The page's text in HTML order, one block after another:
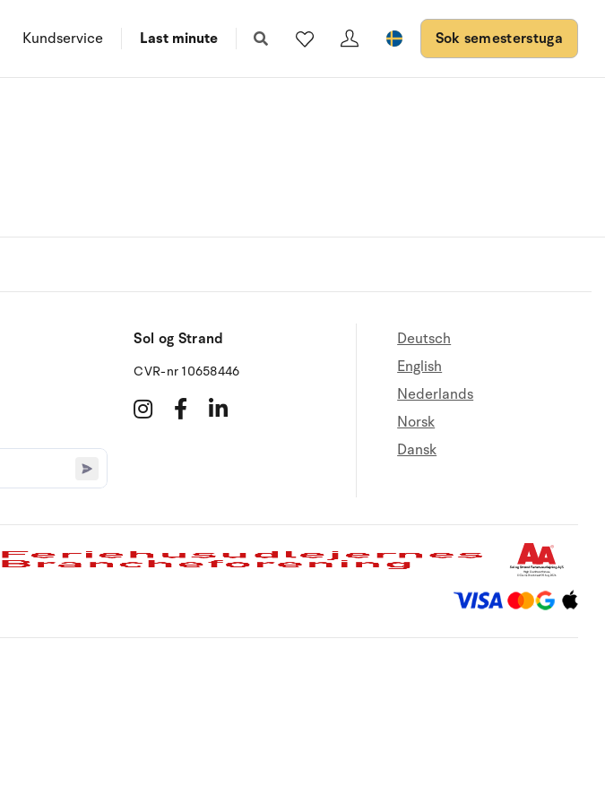
Kundservice Last minute Sok semesterstuga
Sol og Strand
CVR-nr 10658446
Deutsch
English
Nederlands
Norsk
Dansk